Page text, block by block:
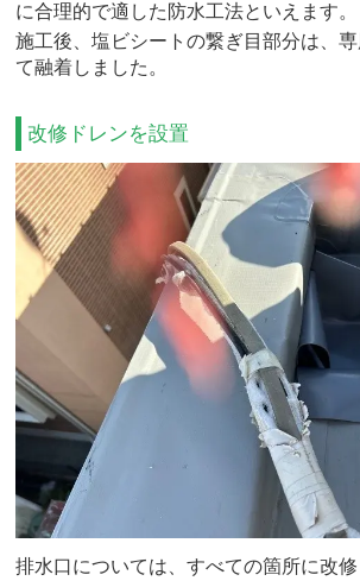
に合理的で適した防水工法といえます。
施工後、塩ビシートの繋ぎ目部分は、
て融着しました。
改修ドレンを設置
排水口については、すべての箇所に改